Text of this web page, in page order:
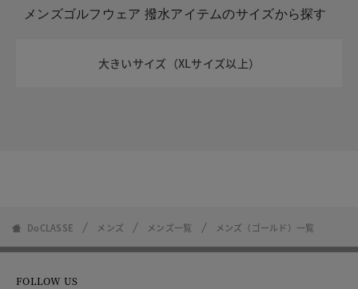
メンズゴルフウェア 撥水アイテムのサイズから探す
大きいサイズ（XLサイズ以上）
DoCLASSE メンズ メンズ一覧 メンズ（ゴールド）一覧
FOLLOW US